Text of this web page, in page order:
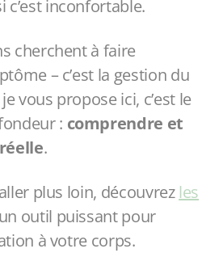
inconfortable.
cherchent à faire
– c’est la gestion du
vous propose ici, c’est le
: comprendre et
.
plus loin, découvrez les
outil puissant pour
à votre corps.